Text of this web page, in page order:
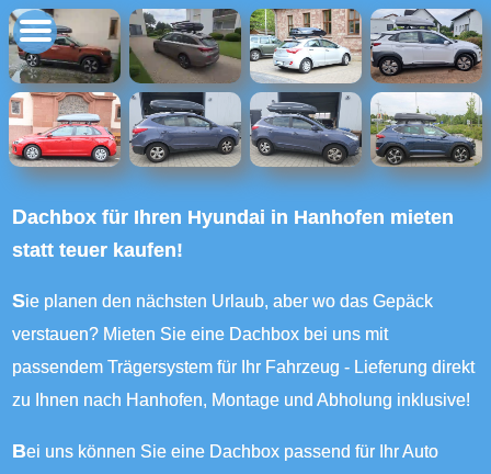
Dachbox für Ihren Hyundai in Hanhofen mieten
statt teuer kaufen!
Sie planen den nächsten Urlaub, aber wo das Gepäck
verstauen? Mieten Sie eine Dachbox bei uns mit
passendem Trägersystem für Ihr Fahrzeug - Lieferung direkt
zu Ihnen nach Hanhofen, Montage und Abholung inklusive!
Bei uns können Sie eine Dachbox passend für Ihr Auto